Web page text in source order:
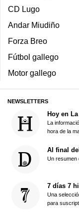
CD Lugo
Andar Miudiño
Forza Breo
Fútbol gallego
Motor gallego
NEWSLETTERS
Hoy en
La
hora de la
Al final
Un resumen
7 días 7
Una
para